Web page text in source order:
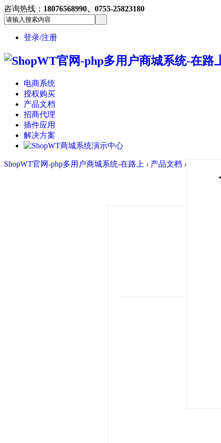
咨询热线： 18076568990、0755-25823180
登录/注册
电商系统
授权购买
产品文档
招商代理
插件应用
解决方案
ShopWT官网-php多用户商城系统-在路上 › 产品文档 ›